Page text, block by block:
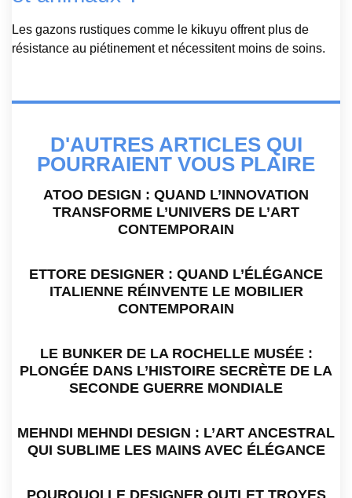
Les gazons rustiques comme le kikuyu offrent plus de
résistance au piétinement et nécessitent moins de soins.
D'AUTRES ARTICLES QUI
POURRAIENT VOUS PLAIRE
ATOO DESIGN : QUAND L’INNOVATION
TRANSFORME L’UNIVERS DE L’ART
CONTEMPORAIN
ETTORE DESIGNER : QUAND L’ÉLÉGANCE
ITALIENNE RÉINVENTE LE MOBILIER
CONTEMPORAIN
LE BUNKER DE LA ROCHELLE MUSÉE :
PLONGÉE DANS L’HISTOIRE SECRÈTE DE LA
SECONDE GUERRE MONDIALE
MEHNDI MEHNDI DESIGN : L’ART ANCESTRAL
QUI SUBLIME LES MAINS AVEC ÉLÉGANCE